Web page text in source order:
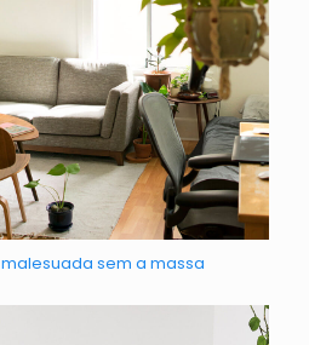
malesuada sem a massa